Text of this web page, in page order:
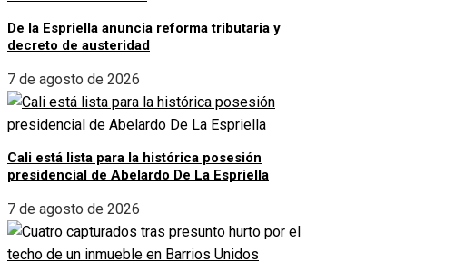
De la Espriella anuncia reforma tributaria y
decreto de austeridad
7 de agosto de 2026
Cali está lista para la histórica posesión
presidencial de Abelardo De La Espriella
7 de agosto de 2026